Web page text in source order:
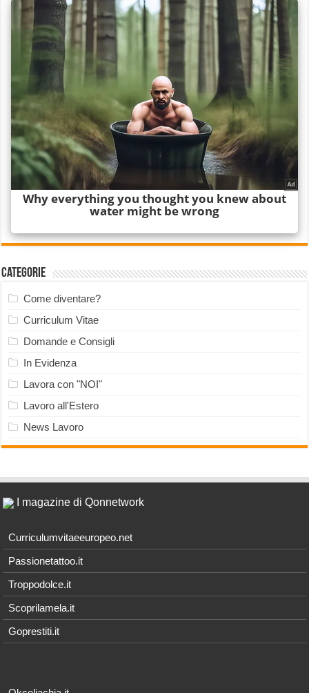
Categorie
Come diventare?
Curriculum Vitae
Domande e Consigli
In Evidenza
Lavora con "NOI"
Lavoro all'Estero
News Lavoro
I magazine di Qonnetwork
Curriculumvitaeeuropeo.net
Passionetattoo.it
Troppodolce.it
Scoprilamela.it
Goprestiti.it